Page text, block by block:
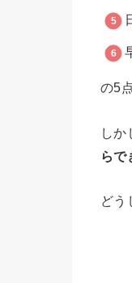
の5
しか
らで
どう